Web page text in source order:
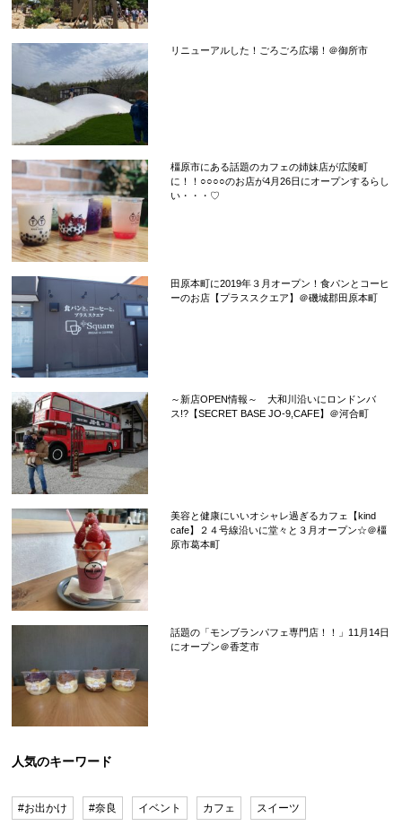
リニューアルした！ごろごろ広場！＠御所市
橿原市にある話題のカフェの姉妹店が広陵町
に！！○○○○のお店が4月26日にオープンするらし
い・・・♡
田原本町に2019年３月オープン！食パンとコーヒ
ーのお店【プラススクエア】＠磯城郡田原本町
～新店OPEN情報～ 大和川沿いにロンドンバ
ス!?【SECRET BASE JO-9,CAFE】＠河合町
美容と健康にいいオシャレ過ぎるカフェ【kind
cafe】２４号線沿いに堂々と３月オープン☆＠橿
原市葛本町
話題の「モンブランパフェ専門店！！」11月14日
にオープン＠香芝市
人気のキーワード
#お出かけ #奈良 イベント カフェ スイーツ